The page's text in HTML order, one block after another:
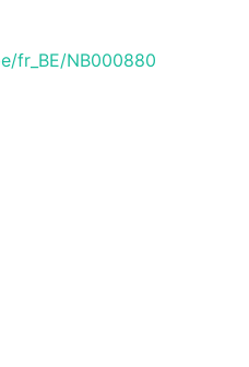
fr_BE/NB000880